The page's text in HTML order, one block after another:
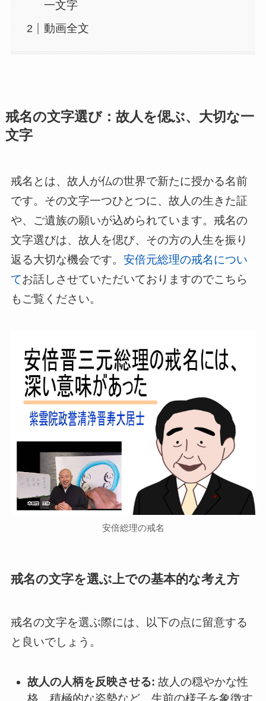
一文字
動画全文
戒名の文字選び：故人を偲ぶ、大切な一
文字
戒名とは、故人が仏の世界で新たに授かる名前
です。その文字一つひとつに、故人の生きた証
や、ご遺族の願いが込められています。戒名の
文字選びは、故人を偲び、その方の人生を振り
返る大切な機会です。 安倍元総理の戒名につい
てお話しさせていただいておりますのでこちら
もご覧ください。
安倍総理の戒名
戒名の文字を選ぶ上での基本的な考え方
戒名の文字を選ぶ際には、以下の点に留意する
と良いでしょう。
故人の人柄を反映させる: 故人の穏やかな性
格、積極的な姿勢など、生前の様子を象徴す